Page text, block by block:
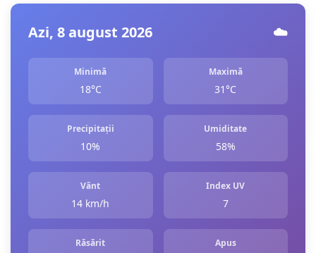
Azi, 8 august 2026 ☁️
Minimă
18°C
Maximă
31°C
Precipitații
10%
Umiditate
58%
Vânt
14 km/h
Index UV
7
Răsărit Apus